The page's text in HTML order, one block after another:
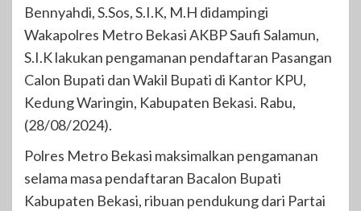
Bennyahdi, S.Sos, S.I.K, M.H didampingi
Wakapolres Metro Bekasi AKBP Saufi Salamun,
S.I.K lakukan pengamanan pendaftaran Pasangan
Calon Bupati dan Wakil Bupati di Kantor KPU,
Kedung Waringin, Kabupaten Bekasi. Rabu,
(28/08/2024).
Polres Metro Bekasi maksimalkan pengamanan
selama masa pendaftaran Bacalon Bupati
Kabupaten Bekasi, ribuan pendukung dari Partai